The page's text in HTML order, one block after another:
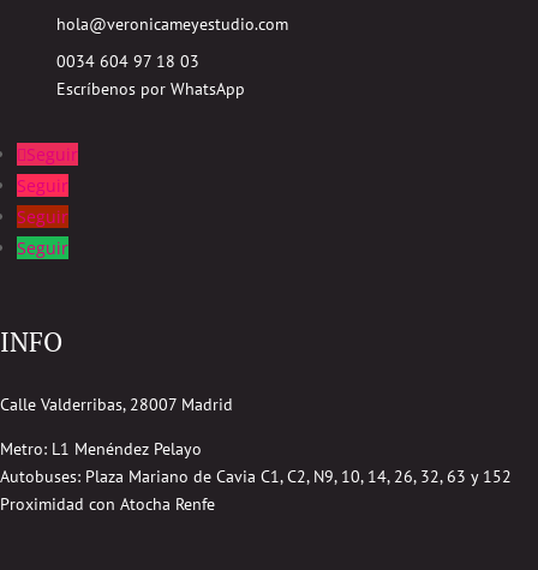
hola@veronicameyestudio.com
0034 604 97 18 03
Escríbenos por WhatsApp
Seguir
Seguir
Seguir
Seguir
INFO
Calle Valderribas, 28007 Madrid
Metro: L1 Menéndez Pelayo
Autobuses: Plaza Mariano de Cavia C1, C2, N9, 10, 14, 26, 32, 63 y 152
Proximidad con Atocha Renfe